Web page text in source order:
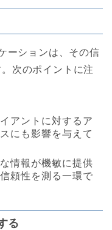
ーションは、その信
次のポイントに注
アントに対するア
にも影響を与えて
な情報が機敏に提供
頼性を測る一環で
る